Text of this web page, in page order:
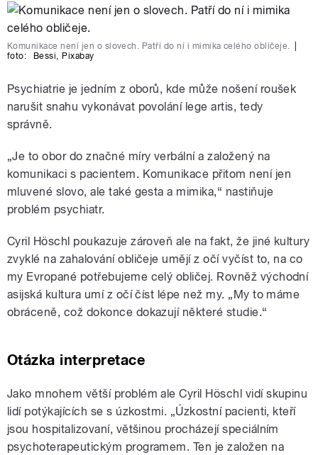
Komunikace není jen o slovech. Patří do ní i mimika celého obličeje.
foto:
Bessi, Pixabay
Psychiatrie je jedním z oborů, kde může nošení roušek
narušit snahu vykonávat povolání lege artis, tedy
správně.
„Je to obor do značné míry verbální a založený na
komunikaci s pacientem. Komunikace přitom není jen
mluvené slovo, ale také gesta a mimika,“ nastiňuje
problém psychiatr.
Cyril Höschl poukazuje zároveň ale na fakt, že jiné kultury
zvyklé na zahalování obličeje umějí z očí vyčíst to, na co
my Evropané potřebujeme celý obličej. Rovněž východní
asijská kultura umí z očí číst lépe než my. „My to máme
obráceně, což dokonce dokazují některé studie.“
Otázka interpretace
Jako mnohem větší problém ale Cyril Höschl vidí skupinu
lidí potýkajících se s úzkostmi. „Úzkostní pacienti, kteří
jsou hospitalizovaní, většinou procházejí speciálním
psychoterapeutickým programem. Ten je založen na